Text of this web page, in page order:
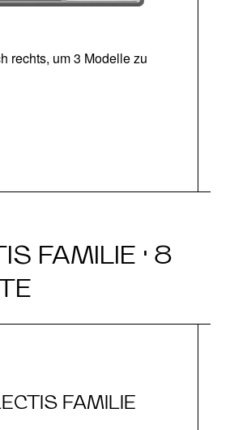
rechts, um 3 Modelle zu
FAMILIE · 8
FAMILIE